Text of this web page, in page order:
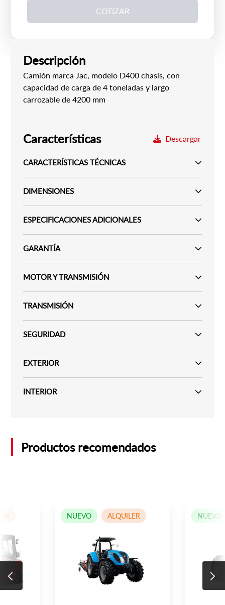
COTIZAR
Descripción
Camión marca Jac, modelo D400 chasis, con
capacidad de carga de 4 toneladas y largo
carrozable de 4200 mm
Características Descargar
CARACTERÍSTICAS TÉCNICAS
DIMENSIONES
ESPECIFICACIONES ADICIONALES
GARANTÍA
MOTOR Y TRANSMISIÓN
TRANSMISIÓN
SEGURIDAD
EXTERIOR
INTERIOR
Productos recomendados
NUEVO ALQUILER NUEVO